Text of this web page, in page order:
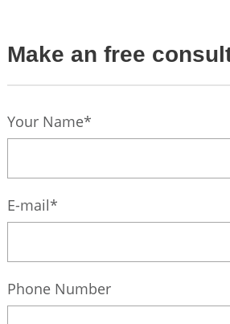
Make an free
Your Name*
E-mail*
Phone Number